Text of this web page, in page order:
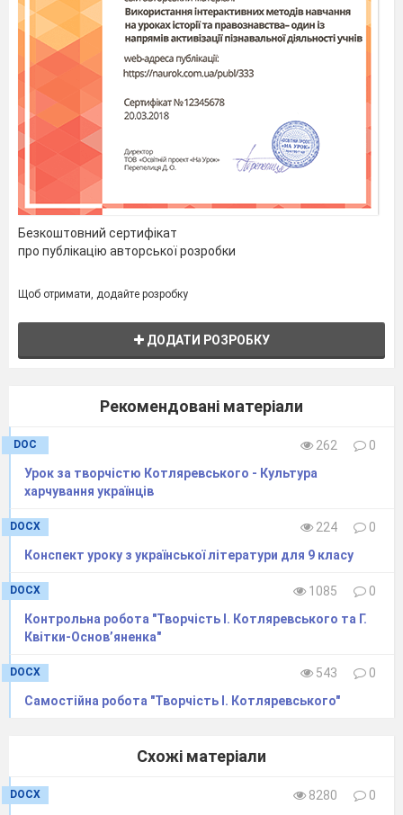
Безкоштовний сертифікат
про публікацію авторської розробки
Щоб отримати, додайте розробку
ДОДАТИ РОЗРОБКУ
Рекомендовані матеріали
DOC 262
0
Урок за творчістю Котляревського - Культура
харчування українців
DOCX 224
0
Конспект уроку з української літератури для 9 класу
DOCX 1085
0
Контрольна робота "Творчість І. Котляревського та Г.
Квітки-Основ’яненка"
DOCX 543
0
Самостійна робота "Творчість І. Котляревського"
Схожі матеріали
DOCX 8280
0